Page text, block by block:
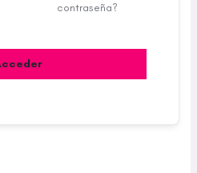
contraseña?